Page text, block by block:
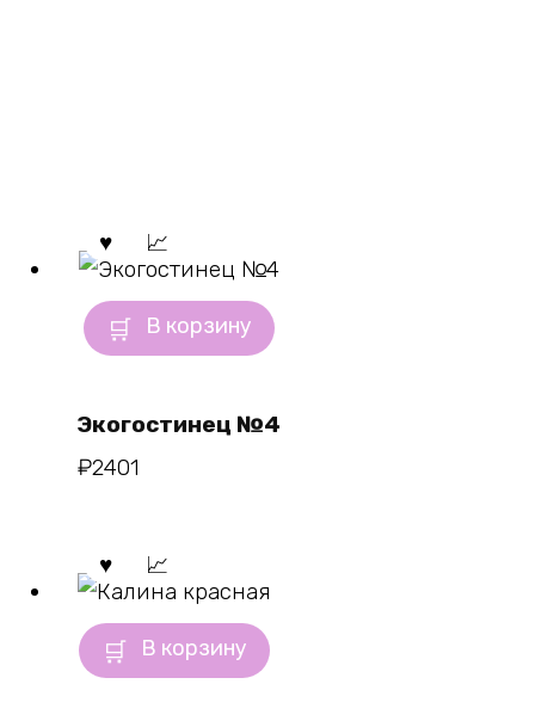
В корзину
Экогостинец №4
₽2401
В корзину